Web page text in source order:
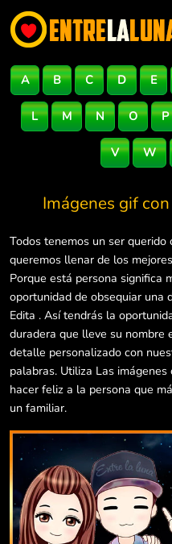
A B C D E
L M N O P
V W
Imágenes gif
Todos tenemos un ser
queremos llenar de los
Porque está persona significa
oportunidad de obsequiar una
Edita . Así tendrás la
duradera que lleve su nombre
detalle personalizado con
palabras. Utiliza Las
hacer feliz a la persona que
un familiar.